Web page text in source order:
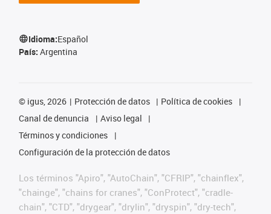
Idioma:Español
País: Argentina
© igus, 2026 Protección de datos
Política de cookies
Canal de denuncia
Aviso legal
Términos y condiciones
Configuración de la protección de datos
Los términos "Apiro", "AutoChain", "CFRIP", "chainflex",
"chainge", "chains for cranes", "ConProtect", "cradle-
chain", "CTD", "drygear", "drylin", "dryspin", "dry-tech",